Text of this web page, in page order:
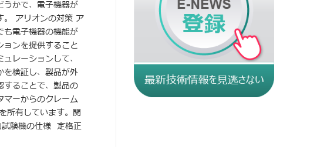
うかで、電子機器が
。 アリオンの対策 ア
も電子機器の機能が
ンを提供すること
レーションして、
を検証し、製品が外
することで、製品の
マーからのクレーム
所有しています。関
験機の仕様 定格正